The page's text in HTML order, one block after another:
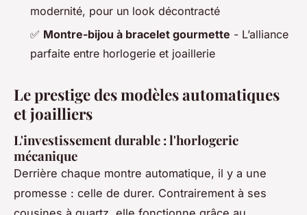
modernité, pour un look décontracté
✅ Montre-bijou à bracelet gourmette - L’alliance
parfaite entre horlogerie et joaillerie
Le prestige des modèles automatiques
et joailliers
L'investissement durable : l'horlogerie
mécanique
Derrière chaque montre automatique, il y a une
promesse : celle de durer. Contrairement à ses